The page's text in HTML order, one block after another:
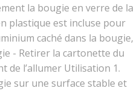
la bougie en verre de la
plastique est incluse pour
caché dans la bougie,
- Retirer la cartonette du
de l’allumer Utilisation 1.
sur une surface stable et